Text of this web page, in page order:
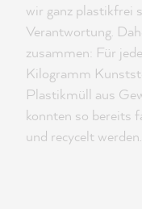
wir ganz plastikfrei
Verantwortung.
zusammen: Für
Kilogramm
Plastikmüll aus
konnten so bereits
und recycelt werden.